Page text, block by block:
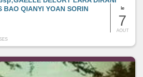
le
7
AOUT
BAO QIANYI YOAN SORIN